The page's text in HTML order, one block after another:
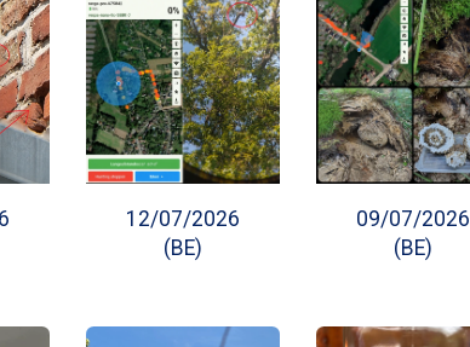
12/07/2026
(BE)
09/07/2026
(BE)